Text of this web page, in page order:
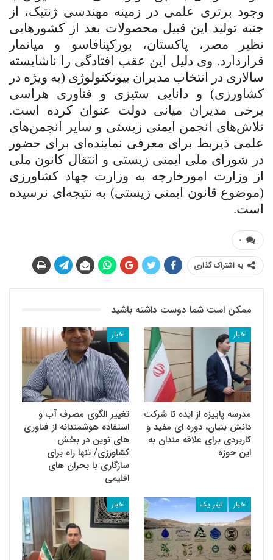
وجود برتری علمی در زمینه مهندسی ژنتیک، از
جنبه تولید این قبیل محصولات بعد از کشورهایی
نظیر مصر، پاکستان، بورکینافاسو و میانمار
قراردارد. وی دلیل این عقب افتادگی را ناشایسته
سالاری در انتخاب مدیران بیوتکنولوژی (به ویژه در
کشاورزی) و دانایی ستیزی و فناوری هراسی
برخی مدیران میانی دولت عنوان کرده است.
تلاش‌های انجمن ایمنی زیستی و سایر انجمن‌های
علمی ذیربط برای معرفی نماینده‌ای برای حضور
در شورای ملی ایمنی زیستی و انتقال کانون ملی
از وزارت امورخارجه به وزارت جهاد کشاورزی
(موضوع قانون ایمنی زیستی) به نتیجه‌ای نرسیده
است.
۰
به اشتراک گذاری
ممکن است شما دوست داشته باشید
اخبار
مدرسه پاییزه از ایده تا شرکت
دانش بنیان، دوره ای مفید و
کاربردی برای علاقه مندان به
این حوزه
اخبار
تغییر الگوی مصرف آب و
استفاده هوشمندانه از فناوری
های نوین در بخش
کشاورزی/ تنها راه برای
سازگاری با بحران های
اقلیمی
اخبار تیتر یک اخبار